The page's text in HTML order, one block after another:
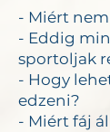
- Miért
- Eddig
sportoljak
- Hogy
edzeni?
- Miért fáj